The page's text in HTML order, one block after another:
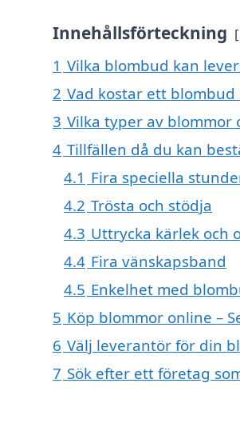
Innehållsförteckning
1 Vilka blombud kan
2 Vad kostar ett blombud
3 Vilka typer av blommor
4 Tillfällen då du kan
4.1 Fira speciella
4.2 Trösta och stödja
4.3 Uttrycka kärlek och
4.4 Fira vänskapsband
4.5 Enkelhet med
5 Köp blommor online –
6 Välj leverantör för din
7 Sök efter ett företag